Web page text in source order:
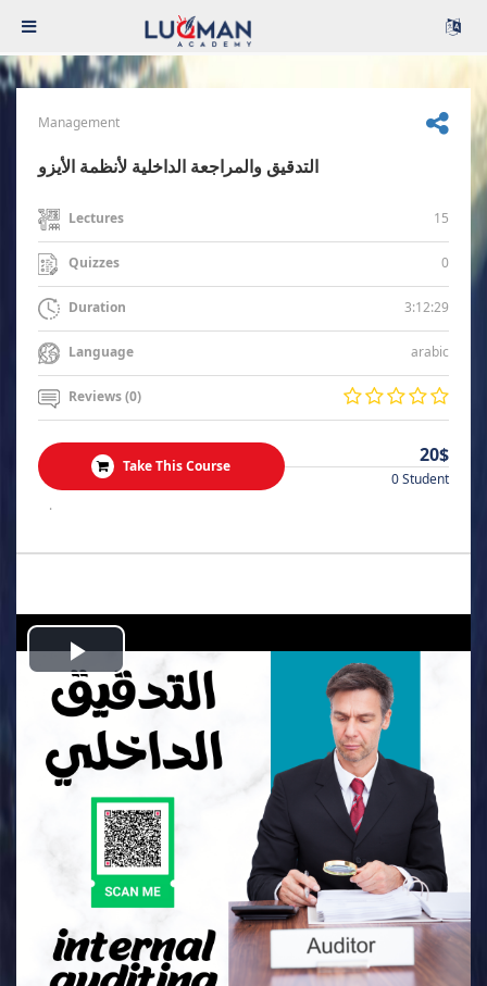
Management
التدقيق والمراجعة الداخلية لأنظمة الأيزو
Lectures 15
Quizzes 0
Duration 3:12:29
Language arabic
Reviews (0)
Take This Course 20$
0 Student
.
Play
Video